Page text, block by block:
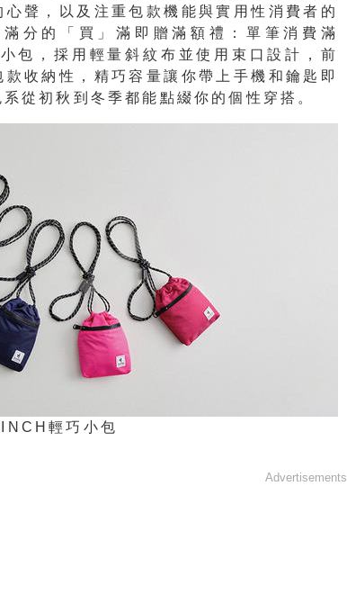
聲，以及注重包款機能與實用性消費者的
分的
「買」滿即贈滿額禮：單筆消費滿
包
，採用輕量斜紋布並使用束口設計，前
收納性，精巧容量讓你帶上手機和鑰匙即
從初秋到冬季都能點綴你的個性穿搭。
輕巧小包
Advertisements